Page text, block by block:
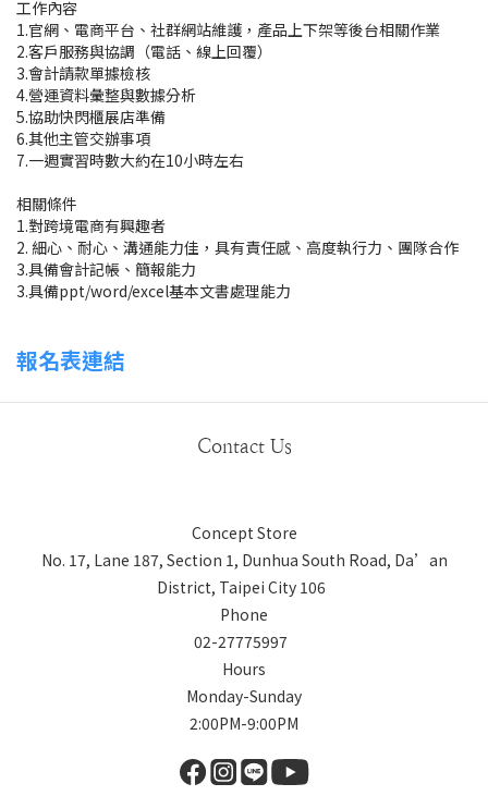
工作內容
1.官網、電商平台、社群網站維護，產品上下架等後台相關作業
2.客戶服務與協調（電話、線上回覆）
3.會計請款單據檢核
4.營運資料彙整與數據分析
5.協助快閃櫃展店準備
6.其他主管交辦事項
7.一週實習時數大約在10小時左右
相關條件
1.對跨境電商有興趣者
2. 細心、耐心、溝通能力佳，具有責任感、高度執行力、團隊合作
3.具備會計記帳、簡報能力
3.具備ppt/word/excel基本文書處理能力
報名表連結
Contact Us
Concept Store
No. 17, Lane 187, Section 1, Dunhua South Road, Da’an
District, Taipei City 106
Phone
02-27775997
Hours
Monday-Sunday
2:00PM-9:00PM